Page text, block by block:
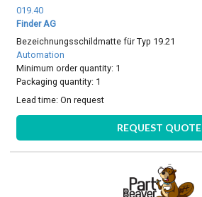
019.40
Finder AG
Bezeichnungsschildmatte für Typ 19.21
Automation
Minimum order quantity: 1
Packaging quantity: 1
Lead time:On request
REQUEST QUOTE